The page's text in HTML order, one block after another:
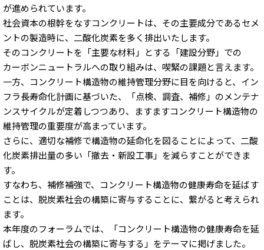
が進められています。
社会資本の根幹をなすコンクリートは、その主要成分であるセメ
ントの製造時に、二酸化炭素を多く排出いたします。
そのコンクリートを「主要な材料」とする「建設分野」での
カーボンニュートラルへの取り組みは、喫緊の課題と言えます。
一方、コンクリート構造物の維持管理分野に目を向けると、イン
フラ長寿命化計画に基づいた、「点検、調査、補修」のメンテナ
ンスサイクルが定着しつつあり、ますますコンクリート構造物の
維持管理の重要度が高まっています。
さらに、適切な補修で構造物の延命化を図ることによって、二酸
化炭素排出量の多い「撤去・新設工事」を減らすことができま
す。
すなわち、補修補強で、コンクリート構造物の健康寿命を延ばす
ことは、脱炭素社会の構築に寄与することに、繋がると考えられ
ます。
本年度のフォーラムでは、「コンクリート構造物の健康寿命を延
ばし、脱炭素社会の構築に寄与する」をテーマに掲げました。